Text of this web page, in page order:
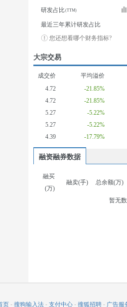
研发占比
最近三年累计研发占比
您还想看哪个财务指标?
大宗交易
成交价
平均溢价
4.72
-21.85%
4.72
-21.85%
5.27
-5.22%
5.27
-5.22%
4.39
-17.79%
融资融券数据
融买
(万)
融卖(手) 总余额(万)
暂无
页 - 搜狗输入法 - 支付中心 - 搜狐招聘 - 广告服